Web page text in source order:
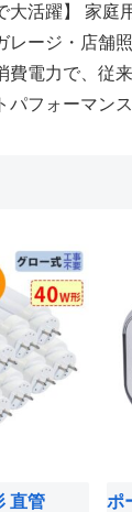
大活躍】 家庭
レージ・店舗
費電力で、従
パフォーマンス
直管
ポ